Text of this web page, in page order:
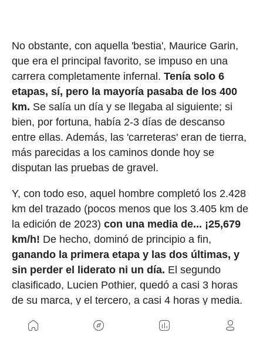
No obstante, con aquella 'bestia', Maurice Garin,
que era el principal favorito, se impuso en una
carrera completamente infernal. Tenía solo 6
etapas, sí, pero la mayoría pasaba de los 400
km. Se salía un día y se llegaba al siguiente; si
bien, por fortuna, había 2-3 días de descanso
entre ellas. Además, las 'carreteras' eran de tierra,
más parecidas a los caminos donde hoy se
disputan las pruebas de gravel.
Y, con todo eso, aquel hombre completó los 2.428
km del trazado (pocos menos que los 3.405 km de
la edición de 2023) con una media de... ¡25,679
km/h! De hecho, dominó de principio a fin,
ganando la primera etapa y las dos últimas, y
sin perder el liderato ni un día. El segundo
clasificado, Lucien Pothier, quedó a casi 3 horas
de su marca, y el tercero, a casi 4 horas y media.